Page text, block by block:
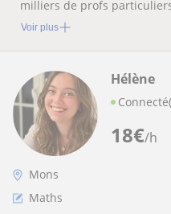
milliers de profs
particuliers
Voir plus
18€/h
Hélène
Mons
Maths